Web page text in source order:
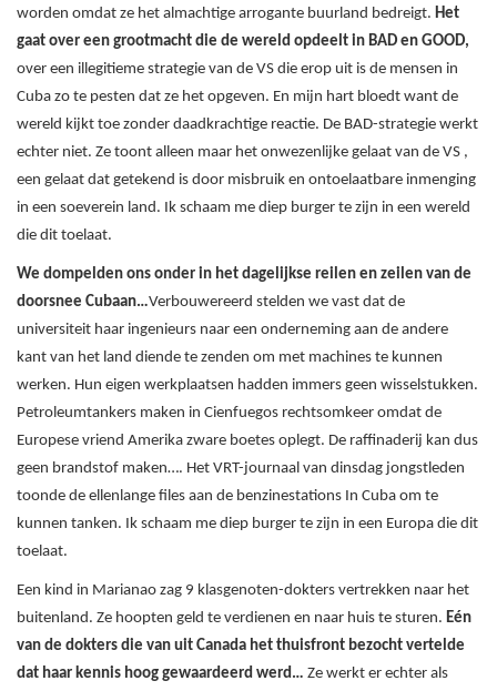
worden omdat ze het almachtige arrogante buurland bedreigt. Het
gaat over een grootmacht die de wereld opdeelt in BAD en GOOD,
over een illegitieme strategie van de VS die erop uit is de mensen in
Cuba zo te pesten dat ze het opgeven. En mijn hart bloedt want de
wereld kijkt toe zonder daadkrachtige reactie. De BAD-strategie werkt
echter niet. Ze toont alleen maar het onwezenlijke gelaat van de VS ,
een gelaat dat getekend is door misbruik en ontoelaatbare inmenging
in een soeverein land. Ik schaam me diep burger te zijn in een wereld
die dit toelaat.
We dompelden ons onder in het dagelijkse reilen en zeilen van de
doorsnee Cubaan…Verbouwereerd stelden we vast dat de
universiteit haar ingenieurs naar een onderneming aan de andere
kant van het land diende te zenden om met machines te kunnen
werken. Hun eigen werkplaatsen hadden immers geen wisselstukken.
Petroleumtankers maken in Cienfuegos rechtsomkeer omdat de
Europese vriend Amerika zware boetes oplegt. De raffinaderij kan dus
geen brandstof maken…. Het VRT-journaal van dinsdag jongstleden
toonde de ellenlange files aan de benzinestations In Cuba om te
kunnen tanken. Ik schaam me diep burger te zijn in een Europa die dit
toelaat.
Een kind in Marianao zag 9 klasgenoten-dokters vertrekken naar het
buitenland. Ze hoopten geld te verdienen en naar huis te sturen. Eén
van de dokters die van uit Canada het thuisfront bezocht vertelde
dat haar kennis hoog gewaardeerd werd… Ze werkt er echter als